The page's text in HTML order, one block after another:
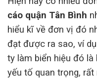
cáo quận Tân Bình
hiểu kĩ về đơn vị đó
đạt được ra sao, ví
ty làm biển hiệu đó
yếu tố quan trọng,